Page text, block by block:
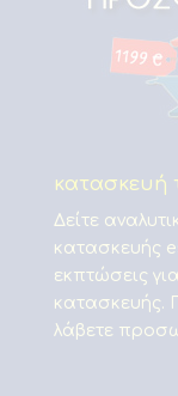
κατασκευή
Δείτε
κατασκευής
εκπτώσεις
κατασκευής.
λάβετε